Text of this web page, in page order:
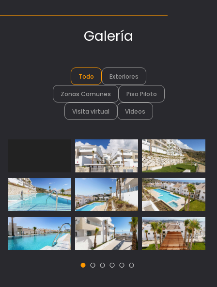
Galería
Todo Exteriores
Zonas Comunes Piso Piloto
Visita virtual Vídeos